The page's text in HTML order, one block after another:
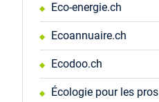
Eco-energie.ch
Ecoannuaire.ch
Ecodoo.ch
Écologie pour les pros